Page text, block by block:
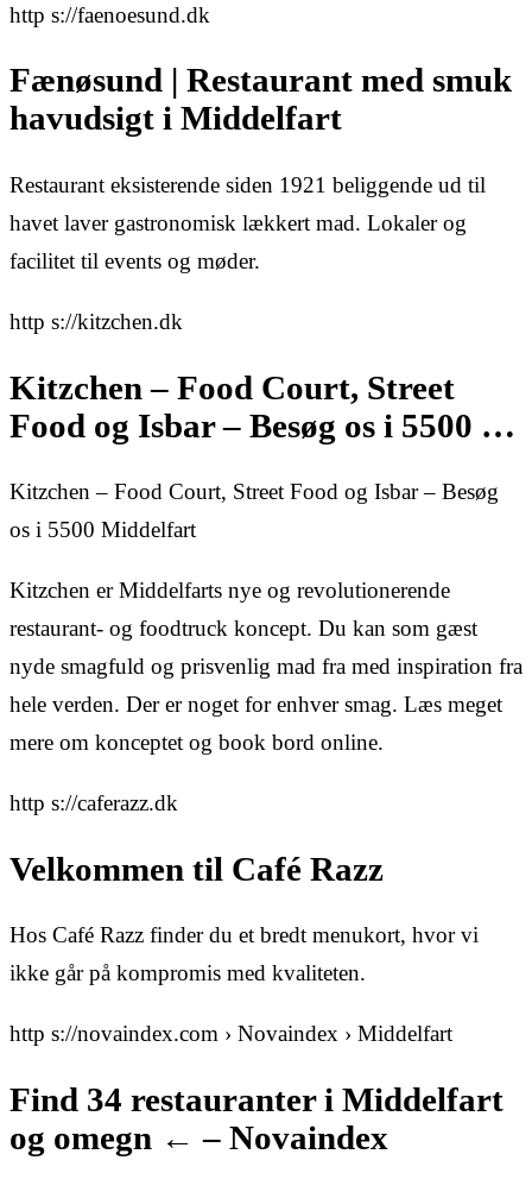
http s://faenoesund.dk
Fænøsund | Restaurant med smuk
havudsigt i Middelfart
Restaurant eksisterende siden 1921 beliggende ud til
havet laver gastronomisk lækkert mad. Lokaler og
facilitet til events og møder.
http s://kitzchen.dk
Kitzchen – Food Court, Street
Food og Isbar – Besøg os i 5500 …
Kitzchen – Food Court, Street Food og Isbar – Besøg
os i 5500 Middelfart
Kitzchen er Middelfarts nye og revolutionerende
restaurant- og foodtruck koncept. Du kan som gæst
nyde smagfuld og prisvenlig mad fra med inspiration fra
hele verden. Der er noget for enhver smag. Læs meget
mere om konceptet og book bord online.
http s://caferazz.dk
Velkommen til Café Razz
Hos Café Razz finder du et bredt menukort, hvor vi
ikke går på kompromis med kvaliteten.
http s://novaindex.com › Novaindex › Middelfart
Find 34 restauranter i Middelfart
og omegn ← – Novaindex